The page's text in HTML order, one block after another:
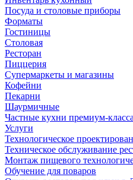
Посуда и столовые приборы
Форматы
Гостиницы
Столовая
Ресторан
Пиццерия
Супермаркеты и магазины
Кофейни
Пекарни
Шаурмичные
Частные кухни премиум-класса
Услуги
Технологическое
Техническое обслуживание
Монтаж пищевого
Обучение для поваров